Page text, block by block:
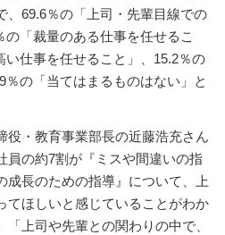
、69.6％の「上司・先輩目線での
「裁量のある仕事を任せるこ
い仕事を任せること」、15.2％の
％の「当てはまるものはない」と
・教育事業部長の近藤浩充さん
員の約7割が『ミスや間違いの指
成長のための指導』について、上
てほしいと感じていることがわか
上司や先輩との関わりの中で、